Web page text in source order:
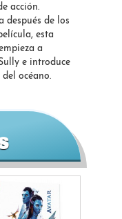
acción.
después de los
esta
a
e introduce
océano.